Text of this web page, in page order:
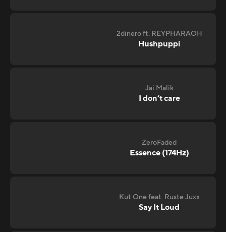
2dinero ft. REYPHARAOH
Hushpuppi
Jai Malik
I don‘t care
ZeroFaded
Essence (174Hz)
Kut One feat. Ruste Juxx
Say It Loud